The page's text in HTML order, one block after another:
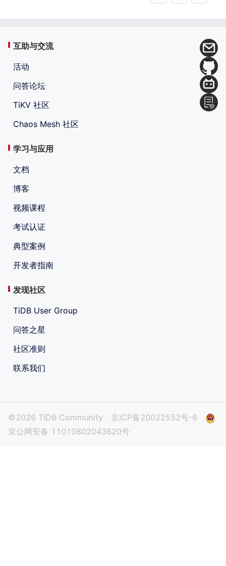
互助与交流
活动
问答论坛
TiKV 社区
Chaos Mesh 社区
学习与应用
文档
博客
视频课程
考试认证
典型案例
开发者指南
发现社区
TiDB User Group
问答之星
社区准则
联系我们
©2026 TiDB Community
京ICP备20022552号-6
京公网安备 11010802043620号